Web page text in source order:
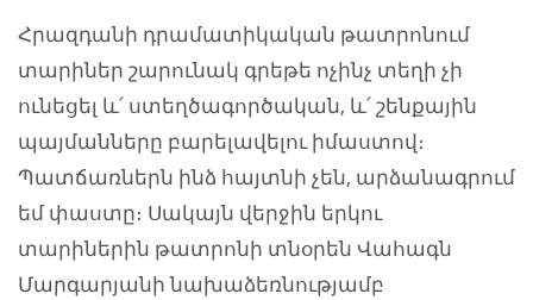
Հրազդանի դրամատիկական թատրոնում
տարիներ շարունակ գրեթե ոչինչ տեղի չի
ունեցել և՛ ստեղծագործական, և՛ շենքային
պայմանները բարելավելու իմաստով։
Պատճառներն ինձ հայտնի չեն, արձանագրում
եմ փաստը։ Սակայն վերջին երկու
տարիներին թատրոնի տնօրեն Վահագն
Մարգարյանի նախաձեռնությամբ